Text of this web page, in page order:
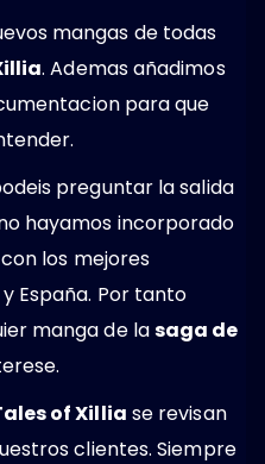
mangas de todas
. Ademas añadimos
para que
preguntar la salida
hayamos incorporado
los mejores
España. Por tanto
manga de lasaga de
of Xillia se revisan
clientes. Siempre